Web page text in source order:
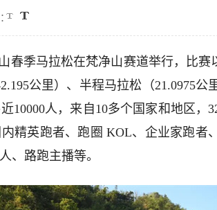
春季马拉松在梵净山赛道举行，比赛
公里）、半程马拉松（21.0975公
10000人，来自10多个国家和地区，
精英跑者、跑圈 KOL、企业家跑者
、路跑主播等。